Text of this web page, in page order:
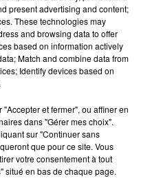
t-il occasionné aucune
environnants.
present advertising and content;
These technologies may
and browsing data to offer
based on information actively
Match and combine data from
Identify devices based on
et fermer", ou affiner en
dans "Gérer mes choix".
sur "Continuer sans
que pour ce site. Vous
votre consentement à tout
situé en bas de chaque page.